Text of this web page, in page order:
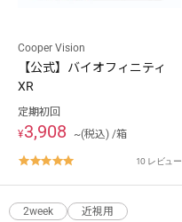
Cooper Vision
【公式】バイオフィニティ
XR
定期初回
¥3,908 ~(税込) /箱
4.9
rating
10 レビュー
2week 近視用